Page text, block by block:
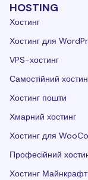
HOSTING
Хостинг
Хостинг для
VPS-хостинг
Самостійний
Хостинг пошти
Хмарний хостинг
Хостинг для
Професійний
Хостинг Майнкрафт